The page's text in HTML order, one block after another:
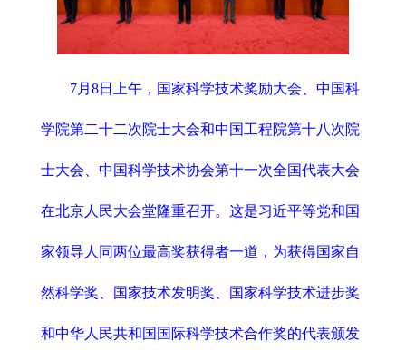
7月8日上午，国家科学技术奖励大会、中国科
学院第二十二次院士大会和中国工程院第十八次院
士大会、中国科学技术协会第十一次全国代表大会
在北京人民大会堂隆重召开。这是习近平等党和国
家领导人同两位最高奖获得者一道，为获得国家自
然科学奖、国家技术发明奖、国家科学技术进步奖
和中华人民共和国国际科学技术合作奖的代表颁发